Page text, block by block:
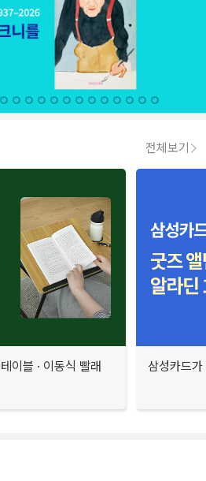
전체보기
이블 · 이동식 빨래
삼성카드